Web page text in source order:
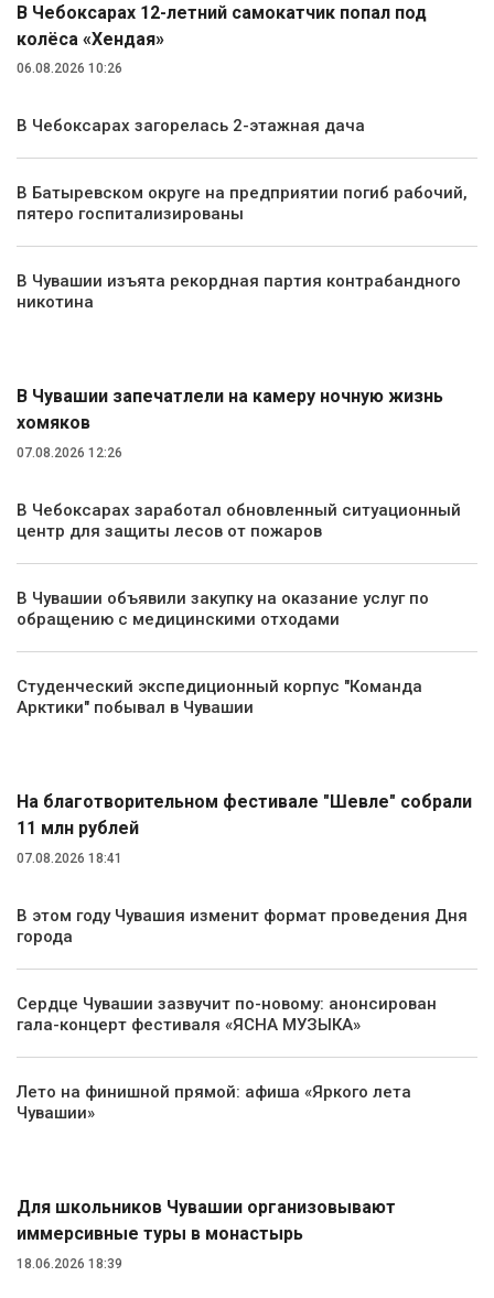
В Чебоксарах 12-летний самокатчик попал под
колёса «Хендая»
06.08.2026 10:26
В Чебоксарах загорелась 2-этажная дача
В Батыревском округе на предприятии погиб рабочий,
пятеро госпитализированы
В Чувашии изъята рекордная партия контрабандного
никотина
В Чувашии запечатлели на камеру ночную жизнь
хомяков
07.08.2026 12:26
В Чебоксарах заработал обновленный ситуационный
центр для защиты лесов от пожаров
В Чувашии объявили закупку на оказание услуг по
обращению с медицинскими отходами
Студенческий экспедиционный корпус "Команда
Арктики" побывал в Чувашии
На благотворительном фестивале "Шевле" собрали
11 млн рублей
07.08.2026 18:41
В этом году Чувашия изменит формат проведения Дня
города
Сердце Чувашии зазвучит по-новому: анонсирован
гала-концерт фестиваля «ЯСНА МУЗЫКА»
Лето на финишной прямой: афиша «Яркого лета
Чувашии»
Для школьников Чувашии организовывают
иммерсивные туры в монастырь
18.06.2026 18:39